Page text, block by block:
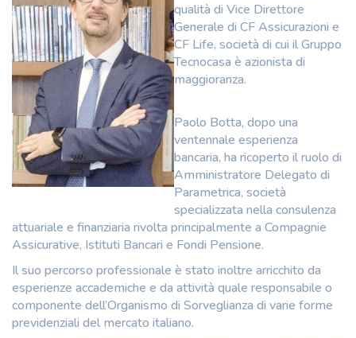
qualità di Vice Direttore
Generale di CF Assicurazioni e
CF Life, società di cui il Gruppo
Tecnocasa è azionista di
maggioranza.
Paolo Botta, dopo una
ventennale esperienza
bancaria, ha ricoperto il ruolo di
Amministratore Delegato di
Parametrica, società
specializzata nella consulenza
attuariale e finanziaria rivolta principalmente a Compagnie
Assicurative, Istituti Bancari e Fondi Pensione.
Il suo percorso professionale è stato inoltre arricchito da
esperienze accademiche e da attività quale responsabile o
componente dell’Organismo di Sorveglianza di varie forme
previdenziali del mercato italiano.